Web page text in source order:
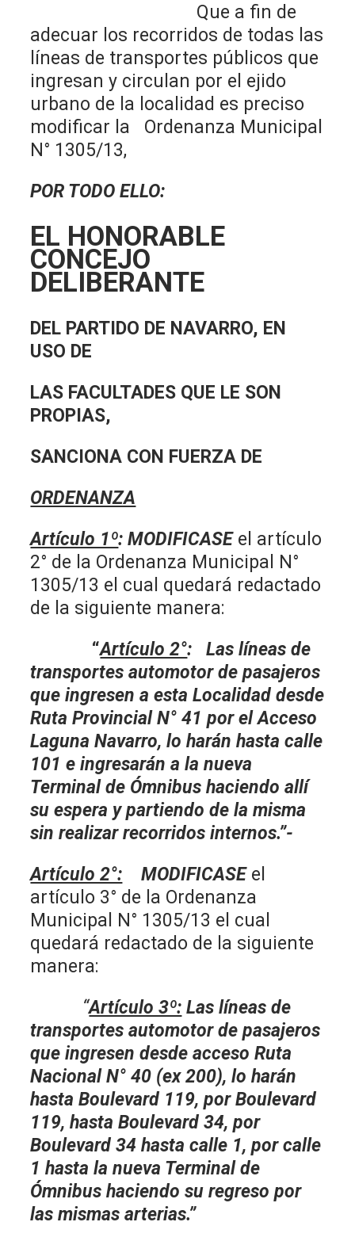
Que a fin de
adecuar los recorridos de todas las
líneas de transportes públicos que
ingresan y circulan por el ejido
urbano de la localidad es preciso
modificar la Ordenanza Municipal
N° 1305/13,
POR TODO ELLO:
EL HONORABLE
CONCEJO
DELIBERANTE
DEL PARTIDO DE NAVARRO, EN
USO DE
LAS FACULTADES QUE LE SON
PROPIAS,
SANCIONA CON FUERZA DE
ORDENANZA
Artículo 1º: MODIFICASEel artículo
2° de la Ordenanza Municipal N°
1305/13 el cual quedará redactado
de la siguiente manera:
“Artículo 2°: Las líneas de
transportes automotor de pasajeros
que ingresen a esta Localidad desde
Ruta Provincial N° 41 por el Acceso
Laguna Navarro, lo harán hasta calle
101 e ingresarán a la nueva
Terminal de Ómnibus haciendo allí
su espera y partiendo de la misma
sin realizar recorridos internos.”-
Artículo 2°:
MODIFICASEel
artículo 3° de la Ordenanza
Municipal N° 1305/13 el cual
quedará redactado de la siguiente
manera:
“Artículo 3º: Las líneas de
transportes automotor de pasajeros
que ingresen desde acceso Ruta
Nacional N° 40 (ex 200), lo harán
hasta Boulevard 119, por Boulevard
119, hasta Boulevard 34, por
Boulevard 34 hasta calle 1, por calle
1 hasta la nueva Terminal de
Ómnibus haciendo su regreso por
las mismas arterias.”